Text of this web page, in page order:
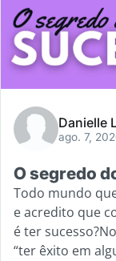
Danielle
ago. 7,
O segredo
Todo mundo
e acredito que
é ter
“ter êxito em